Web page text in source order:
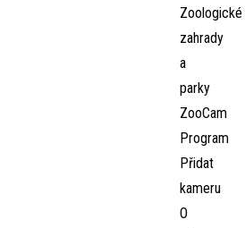
Zoologické
zahrady
a
parky
ZooCam
Program
Přidat
kameru
O